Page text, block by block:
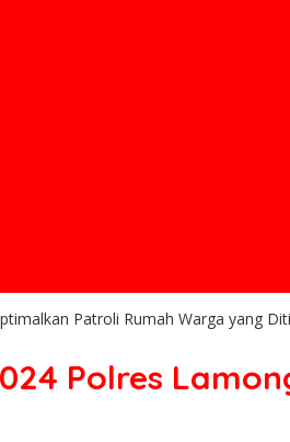
Patroli Rumah Warga yang
Polres